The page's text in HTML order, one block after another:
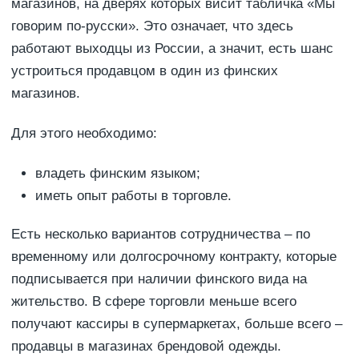
магазинов, на дверях которых висит табличка «Мы
говорим по-русски». Это означает, что здесь
работают выходцы из России, а значит, есть шанс
устроиться продавцом в один из финских
магазинов.
Для этого необходимо:
владеть финским языком;
иметь опыт работы в торговле.
Есть несколько вариантов сотрудничества – по
временному или долгосрочному контракту, которые
подписывается при наличии финского вида на
жительство. В сфере торговли меньше всего
получают кассиры в супермаркетах, больше всего –
продавцы в магазинах брендовой одежды.